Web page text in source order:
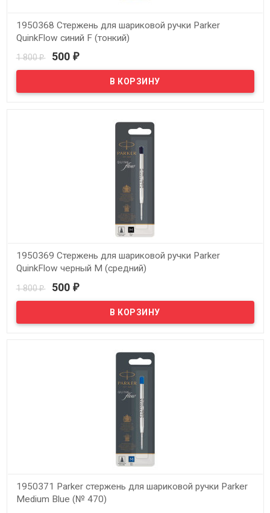
1950368 Стержень для шариковой ручки Parker
QuinkFlow синий F (тонкий)
В наличии
1 800₽ 500 ₽
1950369 Стержень для шариковой ручки Parker
QuinkFlow черный M (средний)
В наличии
1 800₽ 500 ₽
1950371 Parker стержень для шариковой ручки Parker
Medium Blue (№ 470)